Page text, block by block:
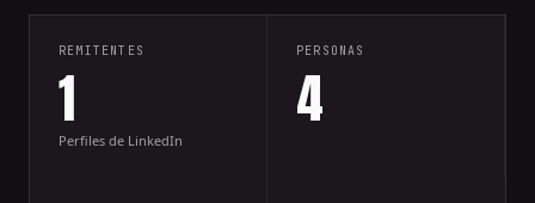
REMITENTES
1
Perfiles de LinkedIn
PERSONAS
4